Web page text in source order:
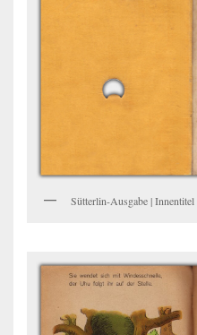
Sütterlin-Ausgabe | Innentitel